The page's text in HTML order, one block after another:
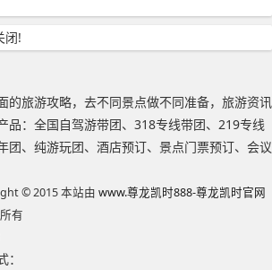
闭!
的旅游攻略，去不同景点做不同准备，旅游资讯
品：全国自驾游带团、318专线带团、219专线
团、纯游玩团、酒店预订、景点门票预订、会议
© 2015 本站由 www.尊龙凯时888-尊龙凯时官网
有